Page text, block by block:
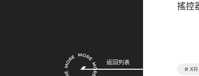
搖控
#
返回列表